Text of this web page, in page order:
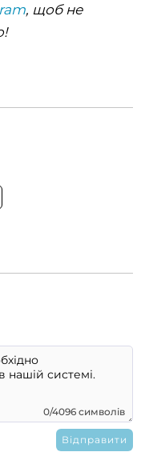
, щоб не
0/4096 символів